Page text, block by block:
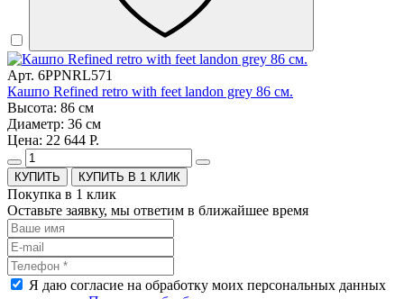
Арт. 6PPNRL571
Кашпо Refined retro with feet landon grey 86 см.
Высота: 86 см
Диаметр: 36 см
Цена: 22 644 Р.
КУПИТЬ В 1 КЛИК
Покупка в 1 клик
Оставьте заявку, мы ответим в ближайшее время
Я даю согласие на обработку моих персональных данных